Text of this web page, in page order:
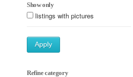
Show only
listings with pictures
Apply
Refine category